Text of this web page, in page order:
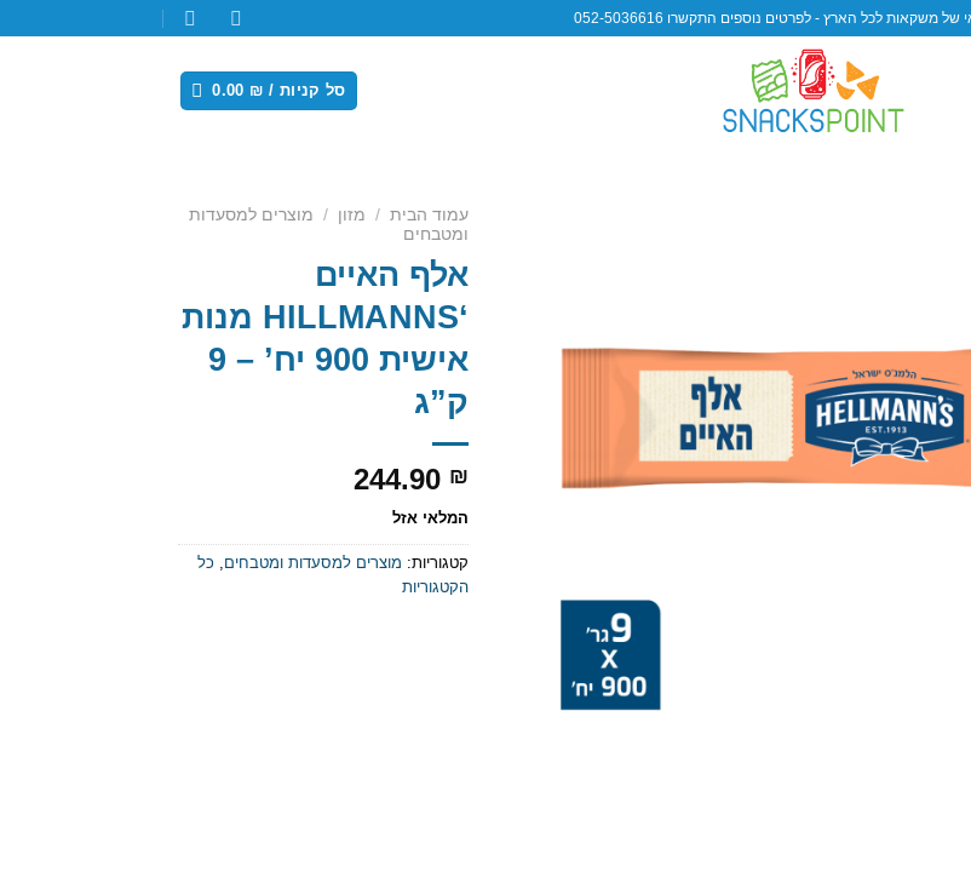
משקאות לכל הארץ - לפרטים נוספים התקשרו 052-5036616
סל קניות / 0.00 ₪
עמוד הבית / מזון / מוצרים למסעדות
ומטבחים
אלף האיים
‘HILLMANNS מנות
אישית 900 יח’ – 9
ק”ג
244.90 ₪
המלאי אזל
קטגוריות: מוצרים למסעדות ומטבחים
כל
הקטגוריות